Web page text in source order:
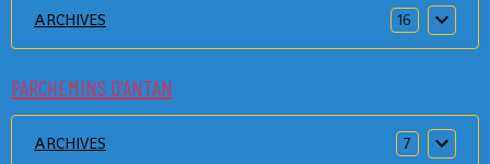
ARCHIVES 16
PARCHEMINS D'ANTAN
ARCHIVES 7